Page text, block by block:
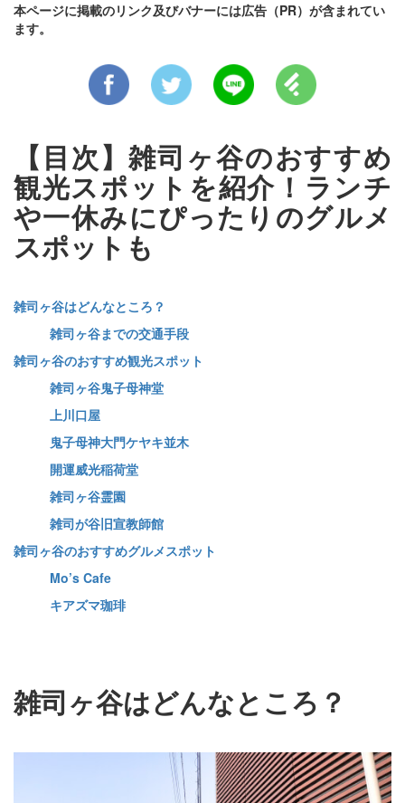
本ページに掲載のリンク及びバナーには広告（PR）が含まれてい
ます。
【目次】雑司ヶ谷のおすすめ
観光スポットを紹介！ランチ
や一休みにぴったりのグルメ
スポットも
雑司ヶ谷はどんなところ？
雑司ヶ谷までの交通手段
雑司ヶ谷のおすすめ観光スポット
雑司ヶ谷鬼子母神堂
上川口屋
鬼子母神大門ケヤキ並木
開運威光稲荷堂
雑司ヶ谷霊園
雑司が谷旧宣教師館
雑司ヶ谷のおすすめグルメスポット
Mo’s Cafe
キアズマ珈琲
雑司ヶ谷はどんなところ？